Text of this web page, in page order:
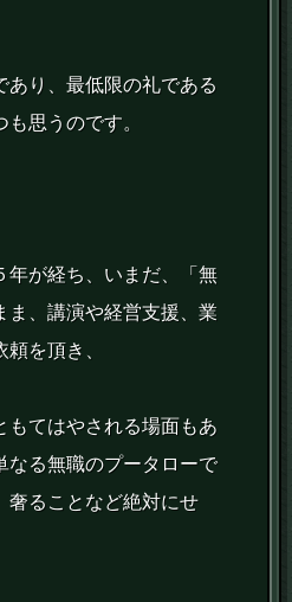
あり、最低限の礼である
思うのです。
年が経ち、いまだ、「無
ま、講演や経営支援、業
を頂き、
もてはやされる場面もあ
なる無職のプータローで
奢ることなど絶対にせ